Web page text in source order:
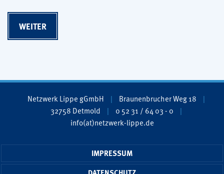
Netzwerk Lippe gGmbH
Braunenbrucher Weg 18
32758 Detmold
0 52 31 / 64 03 - 0
info(at)netzwerk-lippe.de
IMPRESSUM